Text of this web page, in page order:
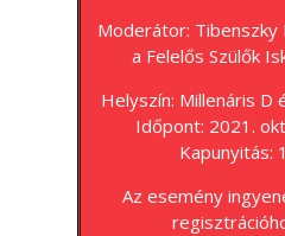
Moderátor: Tibenszky
a Felelős Szülők
Helyszín: Millenáris D
Időpont: 2021.
Kapunyitás:
Az esemény